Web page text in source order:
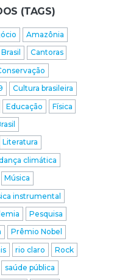
(TAGS)
Amazônia
Brasil
Cantoras
Cultura brasileira
Educação
Física
Literatura
climática
Música
instrumental
Pesquisa
Prêmio Nobel
rio claro
Rock
saúde pública